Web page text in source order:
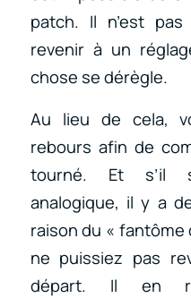
patch. Il n’est
revenir à un
chose se dérègle.
Au lieu de cela,
rebours afin de
tourné. Et s’il
analogique, il y a
raison du « fantôme
ne puissiez pas
départ. Il en